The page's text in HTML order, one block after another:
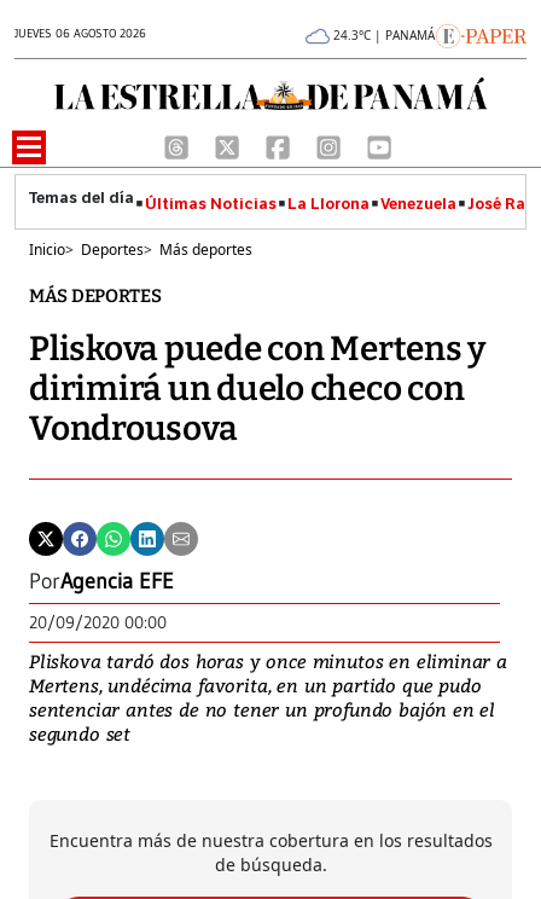
JUEVES 06 AGOSTO 2026 24.3°C | PANAMÁ
Últimas Noticias La Llorona Venezuela José
Inicio> Deportes> Más deportes
MÁS DEPORTES
Pliskova puede con Mertens y
dirimirá un duelo checo con
Vondrousova
PorAgencia EFE
20/09/2020 00:00
Pliskova tardó dos horas y once minutos en eliminar a
Mertens, undécima favorita, en un partido que pudo
sentenciar antes de no tener un profundo bajón en el
segundo set
Encuentra más de nuestra cobertura en los resultados
de búsqueda.